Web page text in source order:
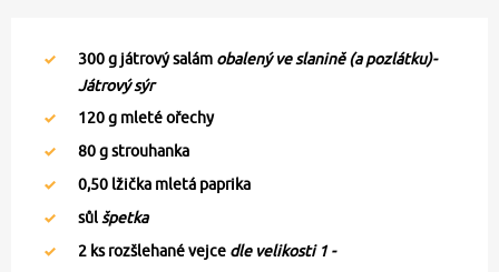
300g játrový salám obalený ve slanině (a pozlátku)-
Játrový sýr
120g mleté ořechy
80g strouhanka
0,50 lžička mletá paprika
sůl špetka
2 ks rozšlehané vejce dle velikosti 1 -